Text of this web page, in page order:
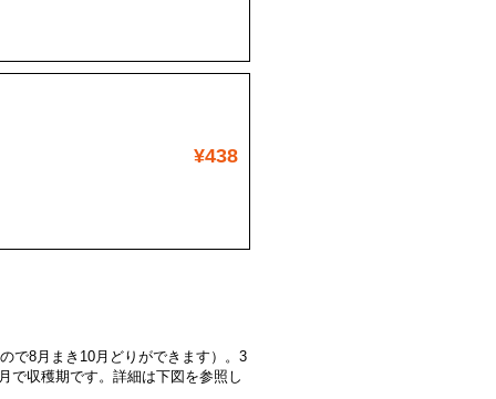
¥438
で8月まき10月どりができます）。3
で収穫期です。詳細は下図を参照し